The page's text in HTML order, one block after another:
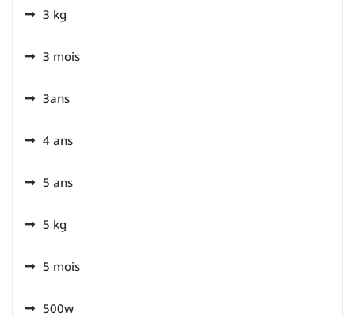
3 kg
3 mois
3ans
4 ans
5 ans
5 kg
5 mois
500w